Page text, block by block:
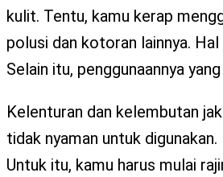
kulit. Tentu, kamu kerap
polusi dan kotoran lainnya.
Selain itu, penggunaannya
Kelenturan dan kelembutan
tidak nyaman untuk
Untuk itu, kamu harus mulai